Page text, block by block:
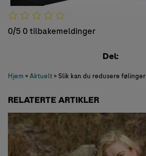
0/5 0 tilbakemeldinger
Del:
Hjem »Aktuelt» Slik kan du redusere følinger
RELATERTE ARTIKLER